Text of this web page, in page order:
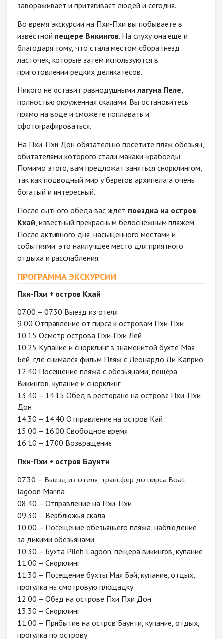
завораживает и притягивает людей и сегодня.
Во время экскурсии на Пхи-Пхи вы побываете в
известной пещере Викингов. На слуху она еще и
благодаря тому, что стала местом сбора гнезд
ласточек, которые затем используются в
приготовлении редких деликатесов.
Никого не оставит равнодушнымилагуна Пеле
полностью окруженная скалами. Вы остановитесь
прямо на воде и сможете поплавать и
сфотографироваться.
На Пхи-Пхи Дон обязательно посетите пляж обезьян,
обитателями которого стали макаки-крабоеды.
Помимо этого, вам предложат заняться снорклингом,
так как подводный мир у берегов архипелага очень
богатый и интересный.
После сытного обеда вас ждет поездка на остров
Кхай , известный прекрасным белоснежным пляжем.
После активного дня, насыщенного местами и
событиями, это наилучшее место для приятного
отдыха и расслабления.
ПРОГРАММА ЭКСКУРСИИ
Пхи-Пхи + остров Кхай
07.00 – 07.30 Выезд из отеля
9:00 Отправление от пирса к островам Пхи-Пхи
10.15 Осмотр острова Пхи-Пхи Лей
10.25 Купание и снорклинг в знаменитой бухте Мая
Бей, где снимался фильм Пляж с Леонардо Ди Каприо
12.40 Посещение пляжа с обезьянами, пещера
Викингов, купание и снорклинг
13.40 – 14.15 Обед в ресторане на острове Пхи-Пхи
Дон
14.30 – 14.40 Отправление на остров Кай
15.00 – 16.00 Свободное время
16.10 – 17.00 Возвращение
Пхи-Пхи + остров Баунти
07.30 – Выезд из отеля, трансфер до пирса Boat
lagoon Marina
08.40 – Отправление на Пхи-Пхи
09.30 – Верблюжья скала
10.00 – Посещение обезьяньего пляжа, наблюдение
за дикими обезьянами
10.30 – Бухта Pileh Lagoon, пещера викингов, купание
11.00 – Снорклинг
11.30 – Посещение бухты Мая Бэй, купание, отдых,
прогулка на смотровую площадку
12.00 – Обед на острове Пхи Пхи Дон
13.30 – Снорклинг
11.00 – Прибытие на остров Баунти, купание, отдых,
прогулка по острову